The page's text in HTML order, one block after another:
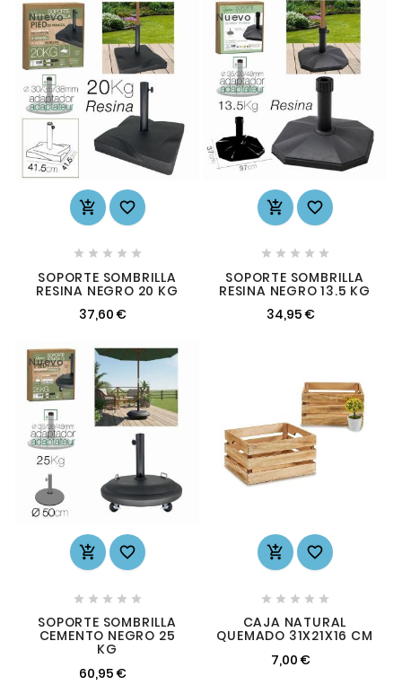
Nuevo
 
    
SOPORTE SOMBRILLA
RESINA NEGRO 20 KG
37,60 €
Nuevo
 
    
SOPORTE SOMBRILLA
RESINA NEGRO 13.5 KG
34,95 €
Nuevo
 
    
SOPORTE SOMBRILLA
CEMENTO NEGRO 25
KG
60,95 €
 
    
CAJA NATURAL
QUEMADO 31X21X16 CM
7,00 €